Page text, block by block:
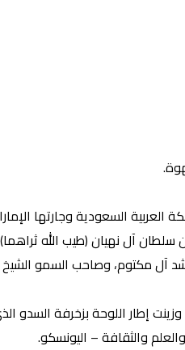
آل نهيان (طيب الله
آل مكتوم، وصاحب السمو الشيخ
مزجت القهوة مع الماء للحصول على 4 أطياف مختلفة من اللون البني..
والثقافة – اليونسكو.